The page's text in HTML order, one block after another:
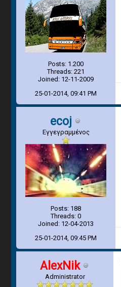
Posts: 1.200
Threads: 221
Joined: 12-11-2009
25-01-2014, 09:41 PM
ecoj
Εγγεγραμμένος
Posts: 188
Threads: 0
Joined: 12-04-2013
25-01-2014, 09:45 PM
AlexNik
Administrator